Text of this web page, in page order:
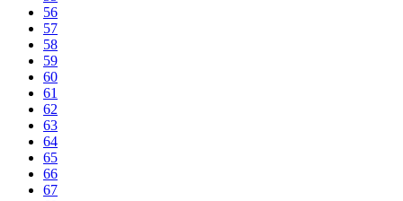
56
57
58
59
60
61
62
63
64
65
66
67